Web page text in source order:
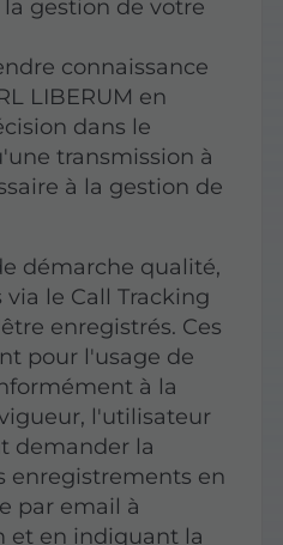
gestion de votre
connaissance
LIBERUM en
dans le
transmission à
à la gestion de
démarche qualité,
le Call Tracking
enregistrés. Ces
pour l'usage de
à la
l'utilisateur
demander la
enregistrements en
par email à
et en indiquant la